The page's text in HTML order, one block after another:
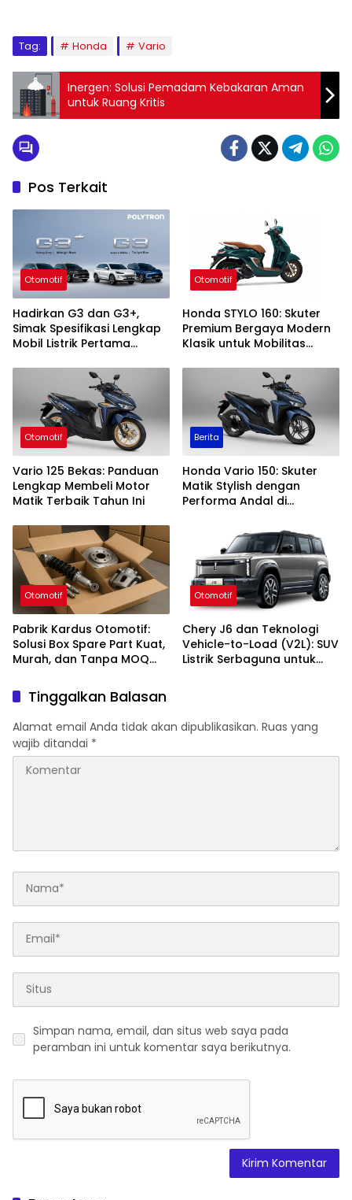
Tag: Honda Vario
Inergen: Solusi Pemadam Kebakaran Aman
untuk Ruang Kritis
Pos Terkait
Otomotif
Hadirkan G3 dan G3+,
Simak Spesifikasi Lengkap
Mobil Listrik Pertama
Otomotif
Honda STYLO 160: Skuter
Premium Bergaya Modern
Klasik untuk Mobilitas
Otomotif
Vario 125 Bekas: Panduan
Lengkap Membeli Motor
Matik Terbaik Tahun Ini
Berita
Honda Vario 150: Skuter
Matik Stylish dengan
Performa Andal di
Otomotif
Pabrik Kardus Otomotif:
Solusi Box Spare Part Kuat,
Murah, dan Tanpa MOQ
Otomotif
Chery J6 dan Teknologi
Vehicle-to-Load (V2L): SUV
Listrik Serbaguna untuk
Tinggalkan Balasan
Alamat email Anda tidak akan dipublikasikan. Ruas yang
wajib ditandai *
Simpan nama, email, dan situs web saya pada
peramban ini untuk komentar saya berikutnya.